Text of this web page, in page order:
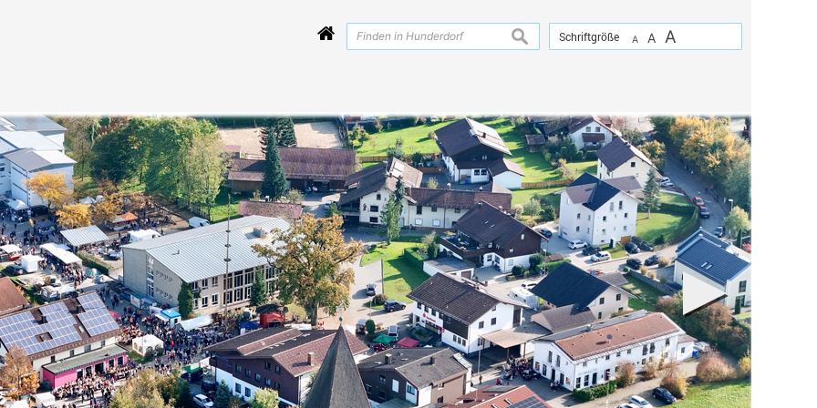
Schriftgröße A A A
suchen